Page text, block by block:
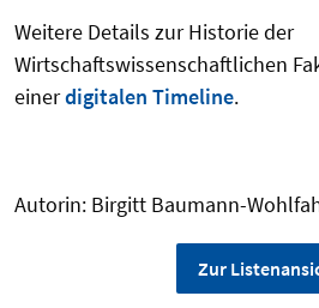
Weitere Details zur Historie der
Wirtschaftswissenschaftlichen
einerdigitalen Timeline.
Autorin: Birgitt Baumann-
Zur